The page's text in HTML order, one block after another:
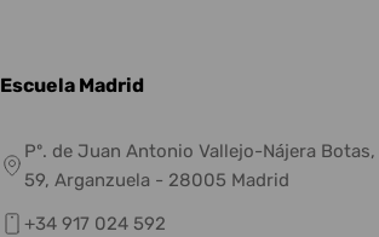
Escuela Madrid
Pº. de Juan Antonio Vallejo-Nájera Botas,
59, Arganzuela - 28005 Madrid
+34 917 024 592